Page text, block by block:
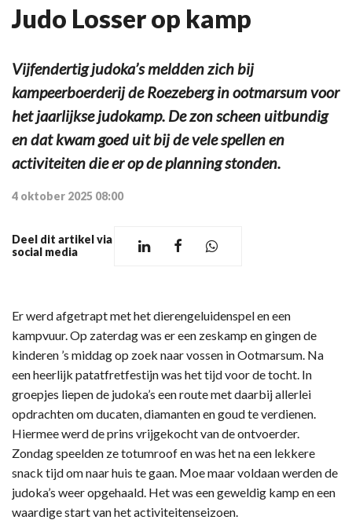
Judo Losser op kamp
Vijfendertig judoka’s meldden zich bij
kampeerboerderij de Roezeberg in ootmarsum voor
het jaarlijkse judokamp. De zon scheen uitbundig
en dat kwam goed uit bij de vele spellen en
activiteiten die er op de planning stonden.
4 oktober 2025 08:00
Deel dit artikel via
social media
Er werd afgetrapt met het dierengeluidenspel en een
kampvuur. Op zaterdag was er een zeskamp en gingen de
kinderen ’s middag op zoek naar vossen in Ootmarsum. Na
een heerlijk patatfretfestijn was het tijd voor de tocht. In
groepjes liepen de judoka’s een route met daarbij allerlei
opdrachten om ducaten, diamanten en goud te verdienen.
Hiermee werd de prins vrijgekocht van de ontvoerder.
Zondag speelden ze totumroof en was het na een lekkere
snack tijd om naar huis te gaan. Moe maar voldaan werden de
judoka’s weer opgehaald. Het was een geweldig kamp en een
waardige start van het activiteitenseizoen.